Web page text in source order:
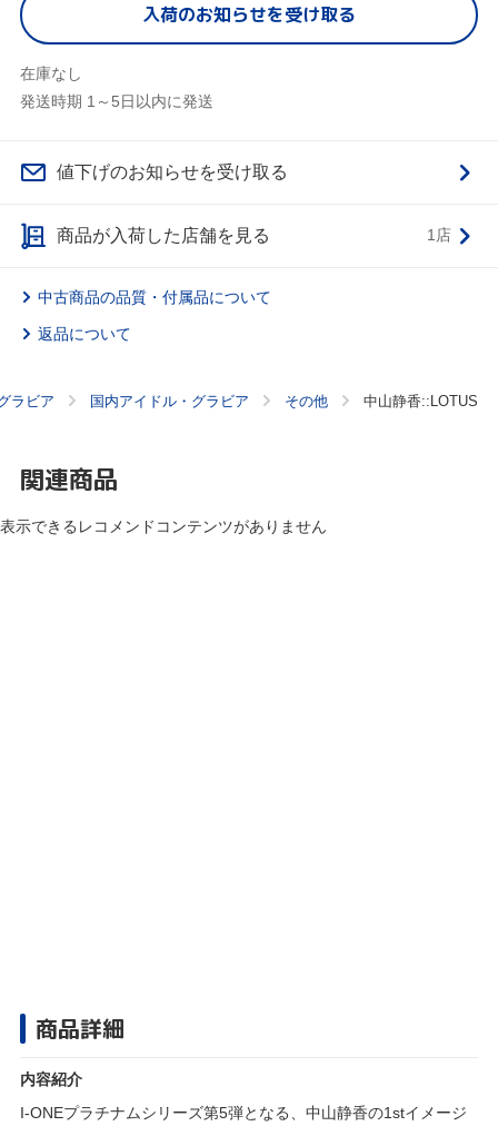
入荷のお知らせを受け取る
在庫なし
発送時期 1～5日以内に発送
値下げのお知らせを受け取る
商品が入荷した店舗を見る 1店
中古商品の品質・付属品について
返品について
ラビア 国内アイドル・グラビア その他 中山静香::LOTUS
関連商品
表示できるレコメンドコンテンツがありません
商品詳細
内容紹介
I-ONEプラチナムシリーズ第5弾となる、中山静香の1stイメージ